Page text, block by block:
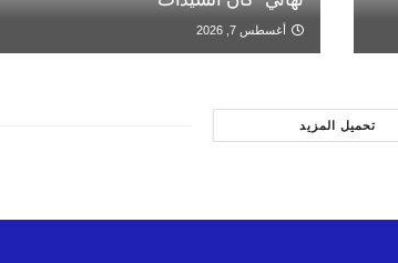
أغسطس 7, 2026
تحميل المزيد